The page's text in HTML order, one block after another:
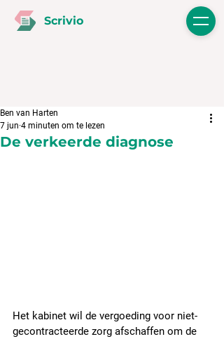
Scrivio
De verkeerde diagnose
Ben van Harten
7 jun 4 minuten om te lezen
Het kabinet wil de vergoeding voor niet-
gecontracteerde zorg afschaffen om de